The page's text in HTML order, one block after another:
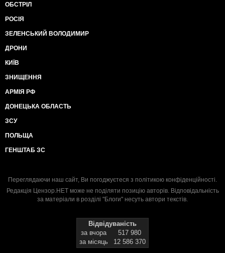
ОБСТРІЛ
РОСІЯ
ЗЕЛЕНСЬКИЙ ВОЛОДИМИР
ДРОНИ
КИЇВ
ЗНИЩЕННЯ
АРМІЯ РФ
ДОНЕЦЬКА ОБЛАСТЬ
ЗСУ
ПОЛЬЩА
ГЕНШТАБ ЗС
Переглядаючи наш сайт, Ви погоджуєтеся з політикою конфіденційності.
Редакція Цензор.НЕТ може не поділяти позицію авторів. Відповідальність
за матеріали в розділі "Блоги" несуть автори текстів.
Відвідуваність
за вчора
517 980
за місяць
12 586 370